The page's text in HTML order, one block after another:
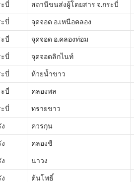
บี่ สถานีขนส่งผู้โดยสาร จ.กระบี่
บี่ จุดจอด อ.เหนือคลอง
บี่ จุดจอด อ.คลองท่อม
บี่ จุดจอดลิกไนท์
บี่ ห้วยน้ำขาว
บี่ คลองพล
บี่ ทรายขาว
ควรกุน
คลองชี
นาวง
ต้นโพธิ์